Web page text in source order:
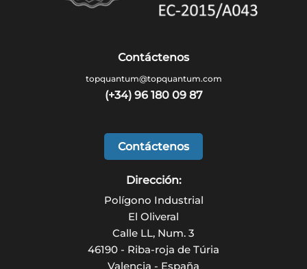
Contáctenos
topquantum@topquantum.com
(+34) 96 180 09 87
Contáctenos
Dirección:
Polígono Industrial
El Oliveral
Calle LL, Num. 3
46190 - Riba-roja de Túria
Valencia - España